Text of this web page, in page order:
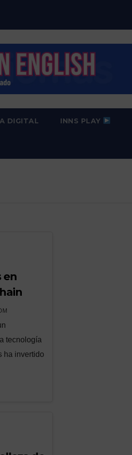
DIGITAL INNS PLAY
en
tecnología
ha invertido